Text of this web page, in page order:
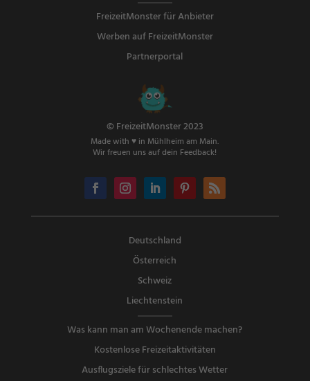
FreizeitMonster für Anbieter
Werben auf FreizeitMonster
Partnerportal
© FreizeitMonster 2023
Made with ♥ in Mühlheim am Main.
Wir freuen uns auf dein Feedback!
Deutschland
Österreich
Schweiz
Liechtenstein
Was kann man am Wochenende machen?
Kostenlose Freizeitaktivitäten
Ausflugsziele für schlechtes Wetter